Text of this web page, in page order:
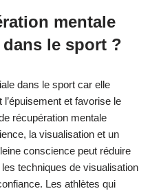
mentale
le sport ?
dans le sport car elle
et favorise le
récupération mentale
la visualisation et un
conscience peut réduire
techniques de visualisation
Les athlètes qui